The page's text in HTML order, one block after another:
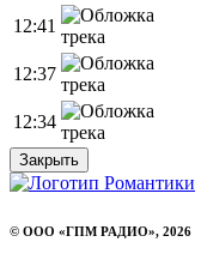
12:41
12:37
12:34
Закрыть
© ООО «ГПМ РАДИО», 2026